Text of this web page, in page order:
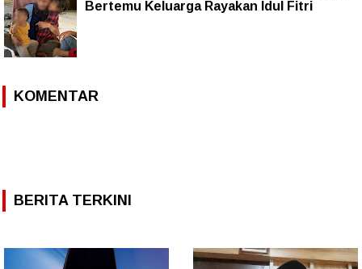
Bertemu Keluarga Rayakan Idul Fitri
KOMENTAR
BERITA TERKINI